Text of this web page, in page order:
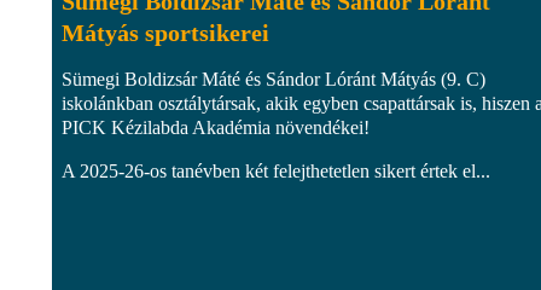
Mátyás sportsikerei
Sümegi Boldizsár Máté és Sándor Lóránt Mátyás (9. C)
iskolánkban osztálytársak, akik egyben csapattársak is, hiszen
PICK Kézilabda Akadémia növendékei!
A 2025-26-os tanévben két felejthetetlen sikert értek el...